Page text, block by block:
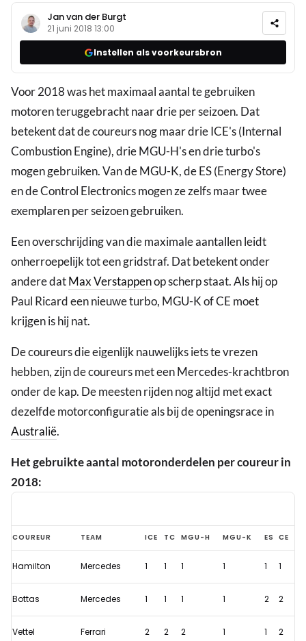
Jan van der Burgt
21 juni 2018 13:00
Instellen als voorkeursbron
Voor 2018 was het maximaal aantal te gebruiken
motoren teruggebracht naar drie per seizoen. Dat
betekent dat de coureurs nog maar drie ICE's (Internal
Combustion Engine), drie MGU-H's en drie turbo's
mogen gebruiken. Van de MGU-K, de ES (Energy Store)
en de Control Electronics mogen ze zelfs maar twee
exemplaren per seizoen gebruiken.
Een overschrijding van die maximale aantallen leidt
onherroepelijk tot een gridstraf. Dat betekent onder
andere datMax Verstappenop scherp staat. Als hij op
Paul Ricard een nieuwe turbo, MGU-K of CE moet
krijgen is hij nat.
De coureurs die eigenlijk nauwelijks iets te vrezen
hebben, zijn de coureurs met een Mercedes-krachtbron
onder de kap. De meesten rijden nog altijd met exact
dezelfde motorconfiguratie als bij de openingsrace in
Australië.
Het gebruikte aantal motoronderdelen per coureur in
2018:
Overzicht
power
units:
Max
staat
COUREUR TEAM ICE TC MGU-H MGU-K ES CE
Hamilton Mercedes 1 1 1 1 1 1
Bottas Mercedes 1 1 1 1 2 2
Vettel Ferrari 2 2 2 1 1 2